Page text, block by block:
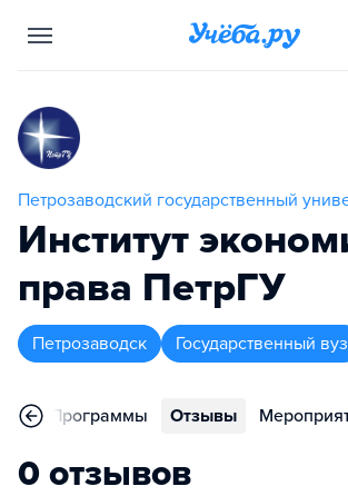
Петрозаводский государственный
Институт
права ПетрГУ
Петрозаводск Государственный вуз
Программы Отзывы
0 отзывов